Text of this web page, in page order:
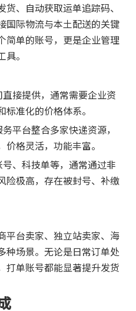
、自动获取运单追踪码、
国际物流与本土配送的关键
简单的账号，更是企业管理
。
接提供，通常需要企业资
准化的价格体系。
平台整合多家快递资源，
格灵活，功能丰富。
、科技单等，通常通过非
险极高，存在被封号、补缴
平台卖家、独立站卖家、海
种场景。无论是日常订单处
打单账号都能显著提升发货